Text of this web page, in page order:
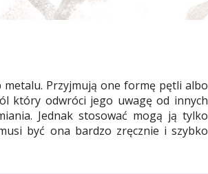
metalu. Przyjmują one formę pętli albo
który odwróci jego uwagę od innych
Jednak stosować mogą ją tylko
być ona bardzo zręcznie i szybko